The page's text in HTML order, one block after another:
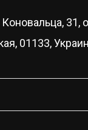
31,
01133,